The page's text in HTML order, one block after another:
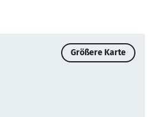
Größere Karte